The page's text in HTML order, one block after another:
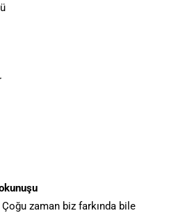
zaman biz farkında bile